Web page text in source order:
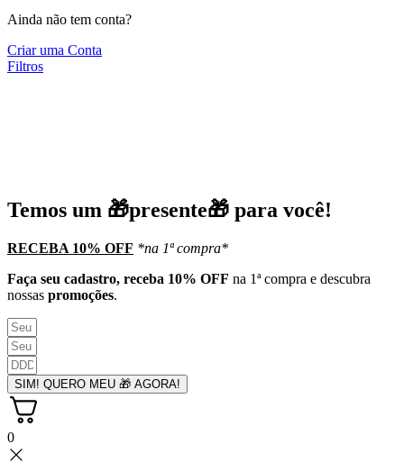
Ainda não tem conta?
Criar uma Conta
Filtros
Temos um 🎁presente🎁 para você!
RECEBA 10% OFF *na 1ª compra*
Faça seu cadastro, receba 10% OFF na 1ª compra e descubra
nossas promoções.
SIM! QUERO MEU 🎁 AGORA!
0